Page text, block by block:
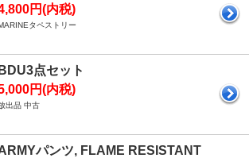
円(内税)
タペストリー
BDU3点セット
円(内税)
出品 中古
パンツ, FLAME RESISTANT